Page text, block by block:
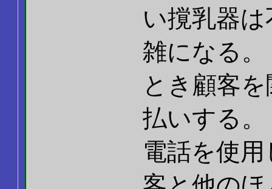
い撹乳器
雑になる
とき顧客
払いする
電話を使